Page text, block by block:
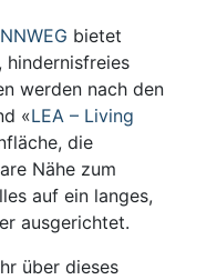
bietet
hindernisfreies
werden nach den
«LEA – Living
die
Nähe zum
auf ein langes,
ausgerichtet.
über dieses